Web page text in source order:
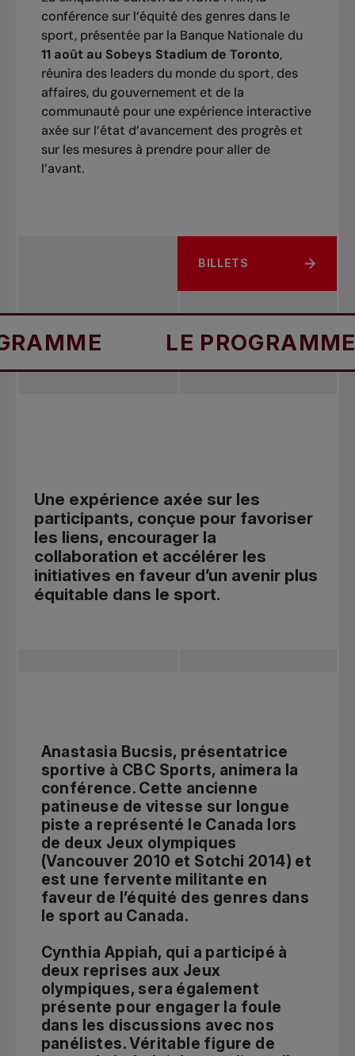
conférence sur l’équité des genres dans le
sport, présentée par la Banque Nationale du
11 août au Sobeys Stadium de Toronto,
réunira des leaders du monde du sport, des
affaires, du gouvernement et de la
communauté pour une expérience interactive
axée sur l’état d’avancement des progrès et
sur les mesures à prendre pour aller de
l’avant.
BILLETS
LE PROGRAMME LE
Une expérience axée sur les
participants, conçue pour favoriser
les liens, encourager la
collaboration et accélérer les
initiatives en faveur d’un avenir plus
équitable dans le sport.
Anastasia Bucsis, présentatrice
sportive à CBC Sports, animera la
conférence. Cette ancienne
patineuse de vitesse sur longue
piste a représenté le Canada lors
de deux Jeux olympiques
(Vancouver 2010 et Sotchi 2014) et
est une fervente militante en
faveur de l’équité des genres dans
le sport au Canada.
Cynthia Appiah, qui a participé à
deux reprises aux Jeux
olympiques, sera également
présente pour engager la foule
dans les discussions avec nos
panélistes. Véritable figure de